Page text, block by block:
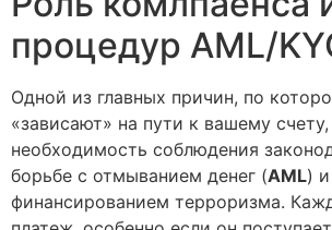
процедур AML/
Одной из главных причин, по
«зависают» на пути к вашему счету,
необходимость соблюдения
борьбе с отмыванием денег (AML) и
финансированием терроризма.